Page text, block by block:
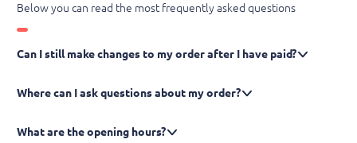
Below you can read the most frequently asked questions
Can I still make changes to my order after I have paid?
Where can I ask questions about my order?
What are the opening hours?